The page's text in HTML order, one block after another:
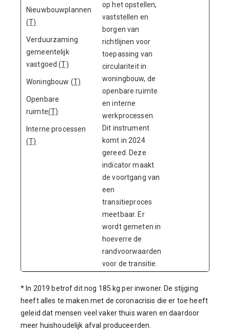
Nieuwbouwplannen
(T)
Verduurzaming
gemeentelijk
vastgoed(T)
Woningbouw (T)
Openbare
ruimte(T)
Interne processen
(T)
op het opstellen,
vaststellen en
borgen van
richtlijnen voor
toepassing van
circulariteit in
woningbouw, de
openbare ruimte
en interne
werkprocessen.
Dit instrument
komt in 2024
gereed. Deze
indicator maakt
de voortgang van
een
transitieproces
meetbaar. Er
wordt gemeten in
hoeverre de
randvoorwaarden
voor de transitie.
* In 2019 betrof dit nog 185 kg per inwoner. De stijging
heeft alles te maken met de coronacrisis die er toe heeft
geleid dat mensen veel vaker thuis waren en daardoor
meer huishoudelijk afval produceerden.